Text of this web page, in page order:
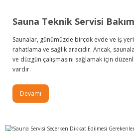
Sauna Teknik Servisi
Saunalar, günümüzde birçok evde ve iş
rahatlama ve sağlık aracıdır. Ancak,
ve düzgün çalışmasını sağlamak için
vardır.
Devamı